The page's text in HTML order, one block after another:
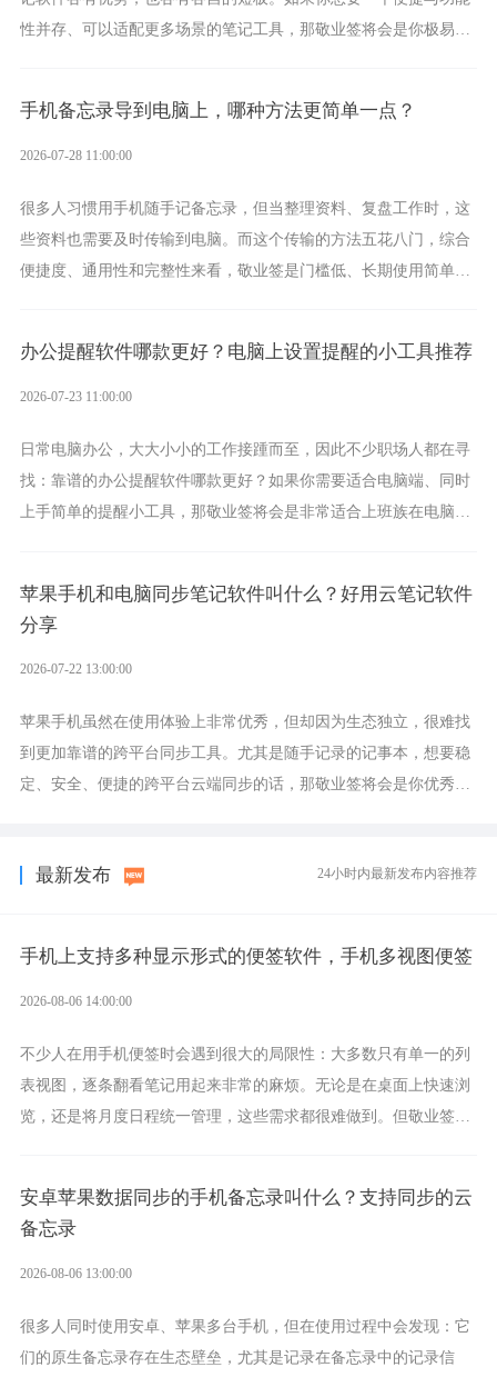
性并存、可以适配更多场景的笔记工具，那敬业签将会是你极易上
手机备忘录导到电脑上，哪种方法更简单一点？
2026-07-28 11:00:00
很多人习惯用手机随手记备忘录，但当整理资料、复盘工作时，这
些资料也需要及时传输到电脑。而这个传输的方法五花八门，综合
便捷度、通用性和完整性来看，敬业签是门槛低、长期使用简单的
办公提醒软件哪款更好？电脑上设置提醒的小工具推荐
2026-07-23 11:00:00
日常电脑办公，大大小小的工作接踵而至，因此不少职场人都在寻
找：靠谱的办公提醒软件哪款更好？如果你需要适合电脑端、同时
上手简单的提醒小工具，那敬业签将会是非常适合上班族在电脑上
苹果手机和电脑同步笔记软件叫什么？好用云笔记软件
分享
2026-07-22 13:00:00
苹果手机虽然在使用体验上非常优秀，但却因为生态独立，很难找
到更加靠谱的跨平台同步工具。尤其是随手记录的记事本，想要稳
定、安全、便捷的跨平台云端同步的话，那敬业签将会是你优秀的
最新发布 24小时内最新发布内容推荐
手机上支持多种显示形式的便签软件，手机多视图便签
2026-08-06 14:00:00
不少人在用手机便签时会遇到很大的局限性：大多数只有单一的列
表视图，逐条翻看笔记用起来非常的麻烦。无论是在桌面上快速浏
览，还是将月度日程统一管理，这些需求都很难做到。但敬业签作
安卓苹果数据同步的手机备忘录叫什么？支持同步的云
备忘录
2026-08-06 13:00:00
很多人同时使用安卓、苹果多台手机，但在使用过程中会发现：它
们的原生备忘录存在生态壁垒，尤其是记录在备忘录中的记录信